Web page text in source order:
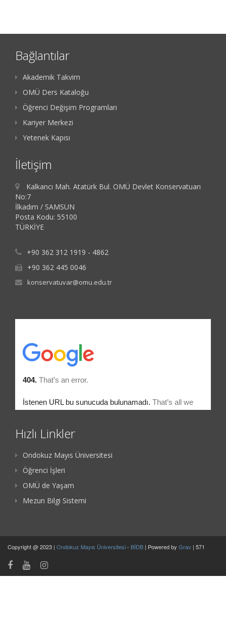
Bağlantılar
Akademik Takvim
OMÜ Ders Kataloğu
Öğrenci Değişim Programları
Kariyer Merkezi
Yetenek Kapısı
İletişim
Kalkancı Mah. Atatürk Bul. OMÜ Devlet Konservatuarı
No:7
İlkadım / SAMSUN
Posta Kodu: 55100
TÜRKİYE
+90 362 312 1919 - 4862
+90 362 445 0046
konservatuvar@omu.edu.tr
Hızlı Linkler
Ondokuz Mayıs Üniversitesi
Öğrenci İşleri
OMÜ de Yaşam
Mezun Bilgi Sistemi
Copyright @ 2023 | Ondokuz Mayıs Üniversitesi- BİDB | Powered by Grav | 571